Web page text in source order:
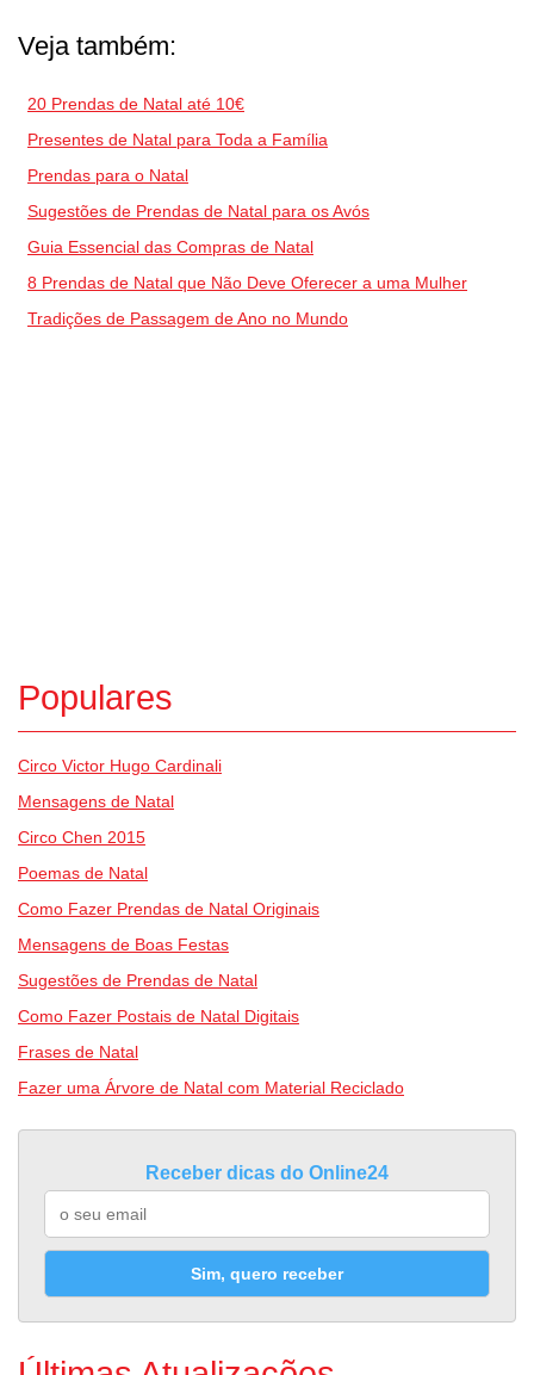
Veja também:
20 Prendas de Natal até 10€
Presentes de Natal para Toda a Família
Prendas para o Natal
Sugestões de Prendas de Natal para os Avós
Guia Essencial das Compras de Natal
8 Prendas de Natal que Não Deve Oferecer a uma Mulher
Tradições de Passagem de Ano no Mundo
Populares
Circo Victor Hugo Cardinali
Mensagens de Natal
Circo Chen 2015
Poemas de Natal
Como Fazer Prendas de Natal Originais
Mensagens de Boas Festas
Sugestões de Prendas de Natal
Como Fazer Postais de Natal Digitais
Frases de Natal
Fazer uma Árvore de Natal com Material Reciclado
Receber dicas do Online24
Sim, quero receber